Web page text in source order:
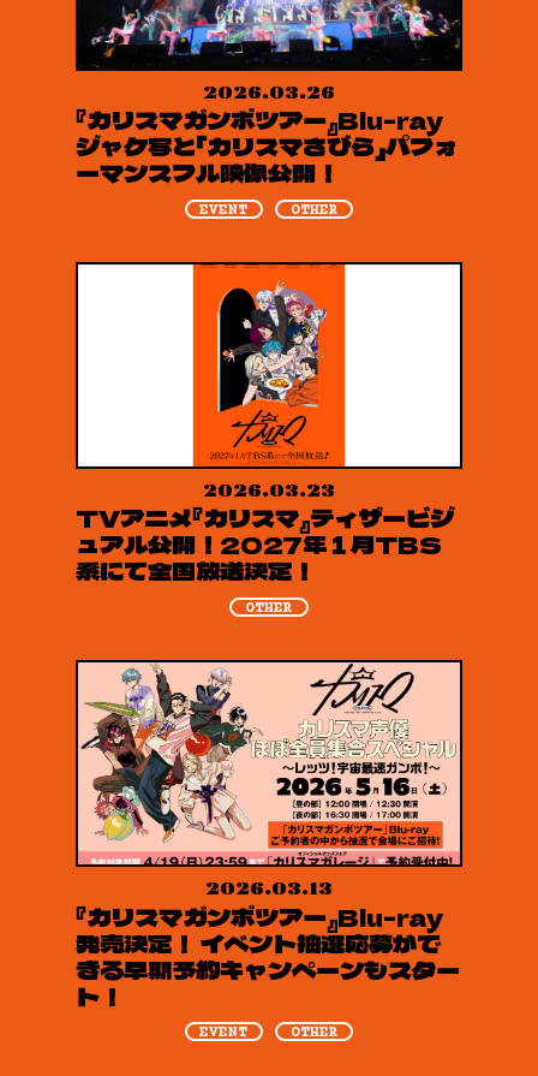
2026.03.26
『カリスマガンボツアー』Blu-ray
ジャケ写と「カリスマさびら」パフォ
ーマンスフル映像公開！
EVENT OTHER
2026.03.23
TVアニメ『カリスマ』ティザービジ
ュアル公開！2027年１月TBS
系にて全国放送決定！
OTHER
2026.03.13
『カリスマガンボツアー』Blu-ray
発売決定！ イベント抽選応募がで
きる早期予約キャンペーンもスター
ト！
EVENT OTHER